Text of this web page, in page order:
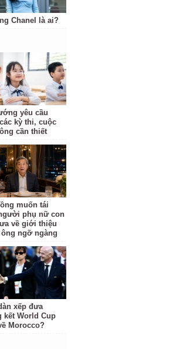
Chanel là ai?
yêu cầu
kỳ thi, cuộc
cần thiết
muốn tái
phụ nữ con
về giới thiệu
ông ngỡ ngàng
xếp đưa
kết World Cup
Morocco?